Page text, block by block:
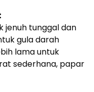
jenuh tunggal dan
gula darah
lama untuk
sederhana, papar